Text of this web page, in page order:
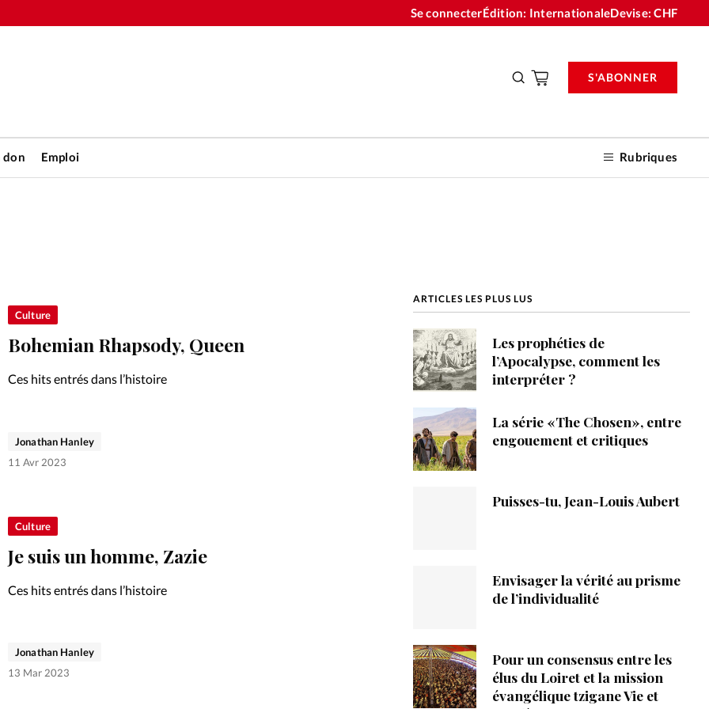
Se connecterÉdition: InternationaleDevise:CHF
don Emploi Rubriques
S'ABONNER
Foi
Culture
Bohemian Rhapsody, Queen
Ces hits entrés dans l’histoire
Jonathan Hanley
11 Avr 2023
Culture
Je suis un homme, Zazie
Ces hits entrés dans l’histoire
Jonathan Hanley
13 Mar 2023
ARTICLES LES PLUS LUS
Les prophéties de
l’Apocalypse, comment les
interpréter ?
La série «The Chosen», entre
engouement et critiques
Puisses-tu, Jean-Louis Aubert
Envisager la vérité au prisme
de l’individualité
Pour un consensus entre les
élus du Loiret et la mission
évangélique tzigane Vie et